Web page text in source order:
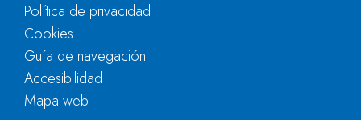
Política de privacidad
Cookies
Guía de navegación
Accesibilidad
Mapa web